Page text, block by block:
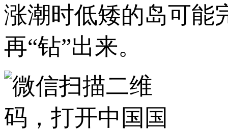
涨潮时低矮的岛可能
再“钻”出来。